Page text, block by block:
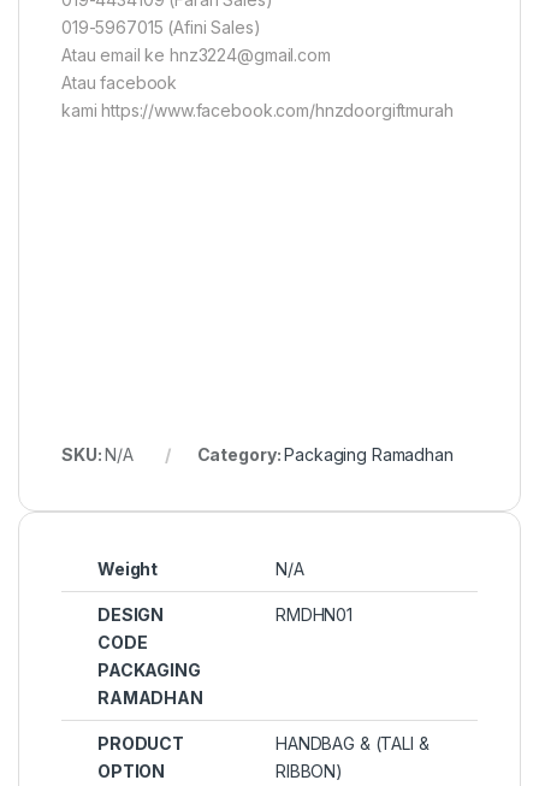
019-5967015 (Afini Sales)
Atau email ke hnz3224@gmail.com
Atau facebook
kami https://www.facebook.com/hnzdoorgiftmurah
SKU:N/A Category:Packaging Ramadhan
Weight N/A
DESIGN
CODE
PACKAGING
RAMADHAN
RMDHN01
PRODUCT
OPTION
HANDBAG & (TALI &
RIBBON)